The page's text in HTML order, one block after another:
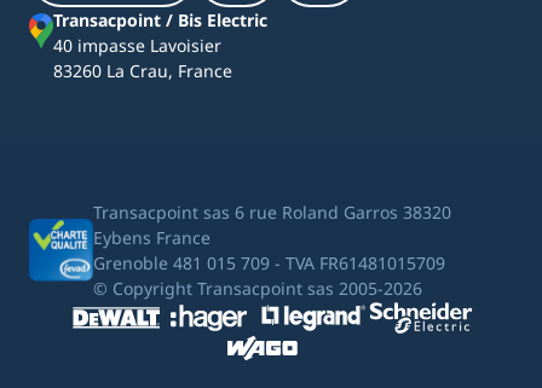
Transacpoint / Bis Electric
40 impasse Lavoisier
83260 La Crau, France
Transacpoint sas 6 rue Roland Garros 38320
Eybens France
Grenoble 481 015 709 - TVA FR61481015709
© Copyright Transacpoint sas 2005-2026